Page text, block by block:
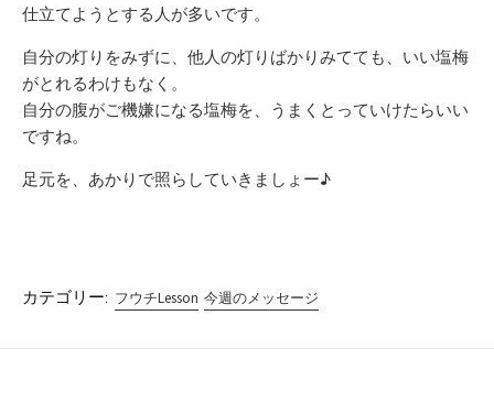
仕立てようとする人が多いです。
自分の灯りをみずに、他人の灯りばかりみてても、いい塩梅
がとれるわけもなく。
自分の腹がご機嫌になる塩梅を、うまくとっていけたらいい
ですね。
足元を、あかりで照らしていきましょー♪
カテゴリー: フウチLesson 今週のメッセージ